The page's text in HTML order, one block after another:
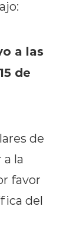
a las
de
de
la
favor
del